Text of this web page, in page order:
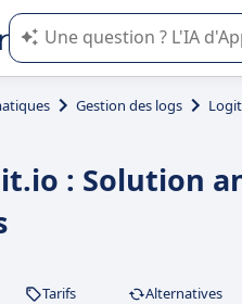
L'IA de Appvizer vous
Gestion des logs
: Solution
Tarifs Alternatives